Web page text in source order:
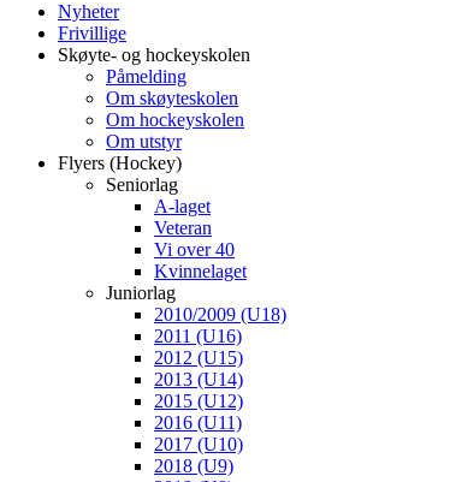
Nyheter
Frivillige
Skøyte- og hockeyskolen
Påmelding
Om skøyteskolen
Om hockeyskolen
Om utstyr
Flyers (Hockey)
Seniorlag
A-laget
Veteran
Vi over 40
Kvinnelaget
Juniorlag
2010/2009 (U18)
2011 (U16)
2012 (U15)
2013 (U14)
2015 (U12)
2016 (U11)
2017 (U10)
2018 (U9)